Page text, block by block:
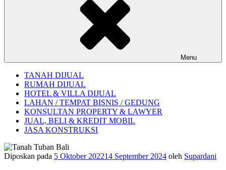
Menu
TANAH DIJUAL
RUMAH DIJUAL
HOTEL & VILLA DIJUAL
LAHAN / TEMPAT BISNIS / GEDUNG
KONSULTAN PROPERTY & LAWYER
JUAL, BELI & KREDIT MOBIL
JASA KONSTRUKSI
Diposkan pada 5 Oktober 202214 September 2024 oleh Supardani